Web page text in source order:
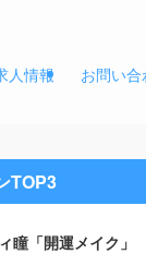
人情報 お問い
TOP3
瞳「開運メイク」